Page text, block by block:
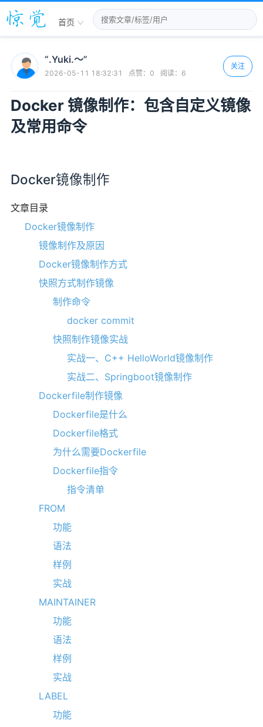
首页
“.Yuki.～”
2026-05-11 18:32:31 点赞： 0 阅读： 6
关注
Docker 镜像制作：包含自定义镜像
及常用命令
Docker镜像制作
文章目录
Docker镜像制作
镜像制作及原因
Docker镜像制作方式
快照方式制作镜像
制作命令
docker commit
快照制作镜像实战
实战一、C++ HelloWorld镜像制作
实战二、Springboot镜像制作
Dockerfile制作镜像
Dockerfile是什么
Dockerfile格式
为什么需要Dockerfile
Dockerfile指令
指令清单
FROM
功能
语法
样例
实战
MAINTAINER
功能
语法
样例
实战
LABEL
功能